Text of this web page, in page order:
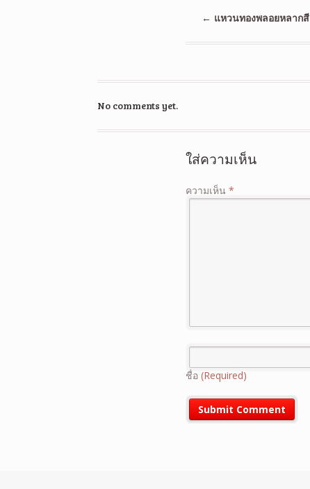
← แหวนทองพลอยหลากสี
No comments yet.
ใส่ความเห็น
ความเห็น*
ชื่อ(Required)